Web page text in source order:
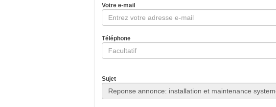
Votre e-mail
Téléphone
Sujet